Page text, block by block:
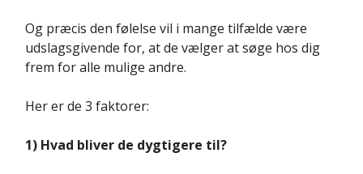
Og præcis den følelse vil i mange tilfælde være
udslagsgivende for, at de vælger at søge hos dig
frem for alle mulige andre.
Her er de 3 faktorer:
1) Hvad bliver de dygtigere til?